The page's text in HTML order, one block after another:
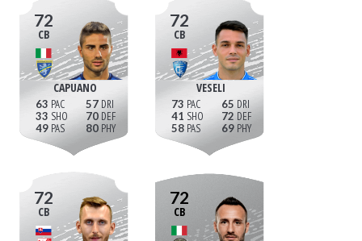
72
CB
CAPUANO
63
33
49
57
70
80
72
CB
VESELI
73
41
58
65
72
69
72
CB
72
CB